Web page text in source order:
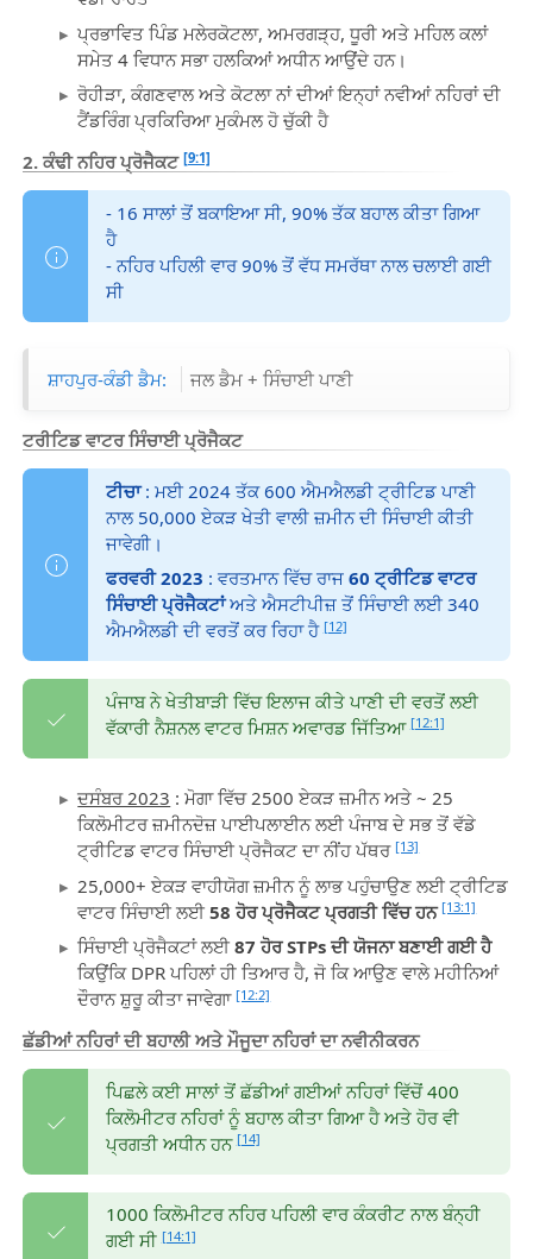
ਪ੍ਰਭਾਵਿਤ ਪਿੰਡ ਮਲੇਰਕੋਟਲਾ, ਅਮਰਗੜ੍ਹ, ਧੂਰੀ ਅਤੇ ਮਹਿਲ ਕਲਾਂ
ਸਮੇਤ 4 ਵਿਧਾਨ ਸਭਾ ਹਲਕਿਆਂ ਅਧੀਨ ਆਉਂਦੇ ਹਨ।
ਰੋਹੀੜਾ, ਕੰਗਣਵਾਲ ਅਤੇ ਕੋਟਲਾ ਨਾਂ ਦੀਆਂ ਇਨ੍ਹਾਂ ਨਵੀਆਂ ਨਹਿਰਾਂ ਦੀ
ਟੈਂਡਰਿੰਗ ਪ੍ਰਕਿਰਿਆ ਮੁਕੰਮਲ ਹੋ ਚੁੱਕੀ ਹੈ
2. ਕੰਢੀ ਨਹਿਰ ਪ੍ਰੋਜੈਕਟ [9:1]
- 16 ਸਾਲਾਂ ਤੋਂ ਬਕਾਇਆ ਸੀ, 90% ਤੱਕ ਬਹਾਲ ਕੀਤਾ ਗਿਆ
ਹੈ
- ਨਹਿਰ ਪਹਿਲੀ ਵਾਰ 90% ਤੋਂ ਵੱਧ ਸਮਰੱਥਾ ਨਾਲ ਚਲਾਈ ਗਈ
ਸੀ
ਸ਼ਾਹਪੁਰ-ਕੰਡੀ ਡੈਮ: ਜਲ ਡੈਮ + ਸਿੰਚਾਈ ਪਾਣੀ
ਟਰੀਟਿਡ ਵਾਟਰ ਸਿੰਚਾਈ ਪ੍ਰੋਜੈਕਟ
ਟੀਚਾ: ਮਈ 2024 ਤੱਕ 600 ਐਮਐਲਡੀ ਟ੍ਰੀਟਿਡ ਪਾਣੀ
ਨਾਲ 50,000 ਏਕੜ ਖੇਤੀ ਵਾਲੀ ਜ਼ਮੀਨ ਦੀ ਸਿੰਚਾਈ ਕੀਤੀ
ਜਾਵੇਗੀ।
ਫਰਵਰੀ 2023 : ਵਰਤਮਾਨ ਵਿੱਚ ਰਾਜ 60 ਟ੍ਰੀਟਿਡ ਵਾਟਰ
ਸਿੰਚਾਈ ਪ੍ਰੋਜੈਕਟਾਂਅਤੇ ਐਸਟੀਪੀਜ਼ ਤੋਂ ਸਿੰਚਾਈ ਲਈ 340
ਐਮਐਲਡੀ ਦੀ ਵਰਤੋਂ ਕਰ ਰਿਹਾ ਹੈ[12]
ਪੰਜਾਬ ਨੇ ਖੇਤੀਬਾੜੀ ਵਿੱਚ ਇਲਾਜ ਕੀਤੇ ਪਾਣੀ ਦੀ ਵਰਤੋਂ ਲਈ
ਵੱਕਾਰੀ ਨੈਸ਼ਨਲ ਵਾਟਰ ਮਿਸ਼ਨ ਅਵਾਰਡ ਜਿੱਤਿਆ[12:1]
ਦਸੰਬਰ 2023 : ਮੋਗਾ ਵਿੱਚ 2500 ਏਕੜ ਜ਼ਮੀਨ ਅਤੇ ~ 25
ਕਿਲੋਮੀਟਰ ਜ਼ਮੀਨਦੋਜ਼ ਪਾਈਪਲਾਈਨ ਲਈ ਪੰਜਾਬ ਦੇ ਸਭ ਤੋਂ ਵੱਡੇ
ਟ੍ਰੀਟਿਡ ਵਾਟਰ ਸਿੰਚਾਈ ਪ੍ਰੋਜੈਕਟ ਦਾ ਨੀਂਹ ਪੱਥਰ [13]
25,000+ ਏਕੜ ਵਾਹੀਯੋਗ ਜ਼ਮੀਨ ਨੂੰ ਲਾਭ ਪਹੁੰਚਾਉਣ ਲਈ ਟ੍ਰੀਟਿਡ
ਵਾਟਰ ਸਿੰਚਾਈ ਲਈ58 ਹੋਰ ਪ੍ਰੋਜੈਕਟ ਪ੍ਰਗਤੀ ਵਿੱਚ ਹਨ [13:1]
ਸਿੰਚਾਈ ਪ੍ਰੋਜੈਕਟਾਂ ਲਈ87 ਹੋਰ STPs ਦੀ ਯੋਜਨਾ ਬਣਾਈ ਗਈ ਹੈ
ਕਿਉਂਕਿ DPR ਪਹਿਲਾਂ ਹੀ ਤਿਆਰ ਹੈ, ਜੋ ਕਿ ਆਉਣ ਵਾਲੇ ਮਹੀਨਿਆਂ
ਦੌਰਾਨ ਸ਼ੁਰੂ ਕੀਤਾ ਜਾਵੇਗਾ [12:2]
ਛੱਡੀਆਂ ਨਹਿਰਾਂ ਦੀ ਬਹਾਲੀ ਅਤੇ ਮੌਜੂਦਾ ਨਹਿਰਾਂ ਦਾ ਨਵੀਨੀਕਰਨ
ਪਿਛਲੇ ਕਈ ਸਾਲਾਂ ਤੋਂ ਛੱਡੀਆਂ ਗਈਆਂ ਨਹਿਰਾਂ ਵਿੱਚੋਂ 400
ਕਿਲੋਮੀਟਰ ਨਹਿਰਾਂ ਨੂੰ ਬਹਾਲ ਕੀਤਾ ਗਿਆ ਹੈ ਅਤੇ ਹੋਰ ਵੀ
ਪ੍ਰਗਤੀ ਅਧੀਨ ਹਨ[14]
1000 ਕਿਲੋਮੀਟਰ ਨਹਿਰ ਪਹਿਲੀ ਵਾਰ ਕੰਕਰੀਟ ਨਾਲ ਬੰਨ੍ਹੀ
ਗਈ ਸੀ[14:1]